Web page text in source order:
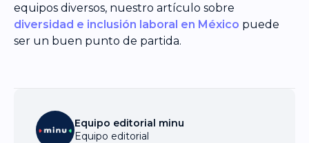
equipos diversos, nuestro artículo sobre
diversidad e inclusión laboral en México puede
ser un buen punto de partida.
Equipo editorial minu
Equipo editorial